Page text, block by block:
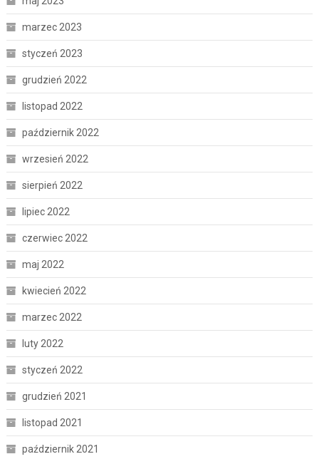
marzec 2023
styczeń 2023
grudzień 2022
listopad 2022
październik 2022
wrzesień 2022
sierpień 2022
lipiec 2022
czerwiec 2022
maj 2022
kwiecień 2022
marzec 2022
luty 2022
styczeń 2022
grudzień 2021
listopad 2021
październik 2021